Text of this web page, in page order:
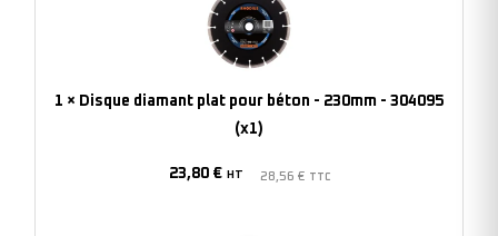
plat
pour
béton
230mm
304095
1 × Disque diamant plat pour béton - 230mm - 304095
(x1)
23,80 € HT 28,56 € TTC